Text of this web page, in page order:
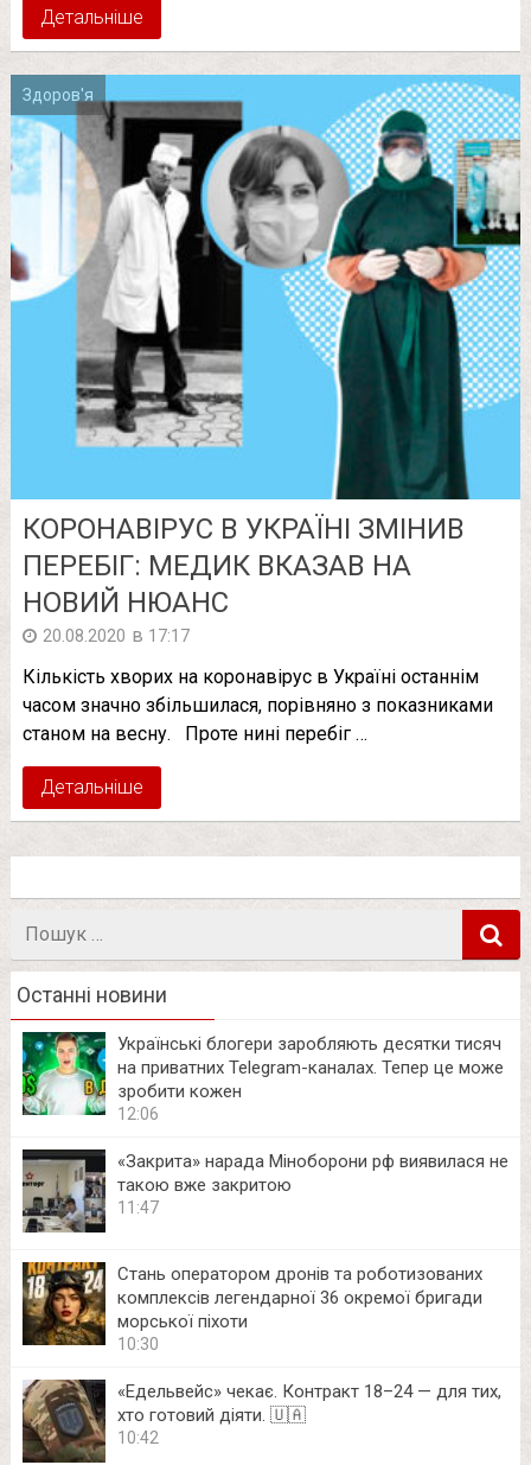
Детальніше
Здоров'я
КОРОНАВІРУС В УКРАЇНІ ЗМІНИВ
ПЕРЕБІГ: МЕДИК ВКАЗАВ НА
НОВИЙ НЮАНС
20.08.2020 в 17:17
Кількість хворих на коронавірус в Україні останнім
часом значно збільшилася, порівняно з показниками
станом на весну. Проте нині перебіг …
Детальніше
Останні новини
Українські блогери заробляють десятки тисяч
на приватних Telegram-каналах. Тепер це може
зробити кожен
12:06
«Закрита» нарада Міноборони рф виявилася не
такою вже закритою
11:47
Стань оператором дронів та роботизованих
комплексів легендарної 36 окремої бригади
морської піхоти
10:30
«Едельвейс» чекає. Контракт 18–24 — для тих,
хто готовий діяти. 🇺🇦
10:42